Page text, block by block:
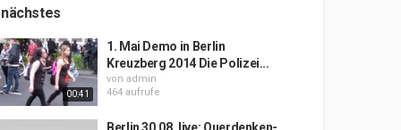
00:41
1. Mai Demo in Berlin
Kreuzberg 2014 Die Polizei...
von admin
464 aufrufe
Berlin 30.08. live: Querdenken-